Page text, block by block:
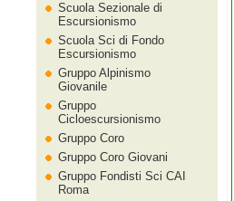
Scuola Sezionale di
Escursionismo
Scuola Sci di Fondo
Escursionismo
Gruppo Alpinismo
Giovanile
Gruppo
Cicloescursionismo
Gruppo Coro
Gruppo Coro Giovani
Gruppo Fondisti Sci CAI
Roma